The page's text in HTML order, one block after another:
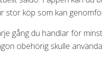
stor köp som kan
gång du handlar för
obehörig skulle